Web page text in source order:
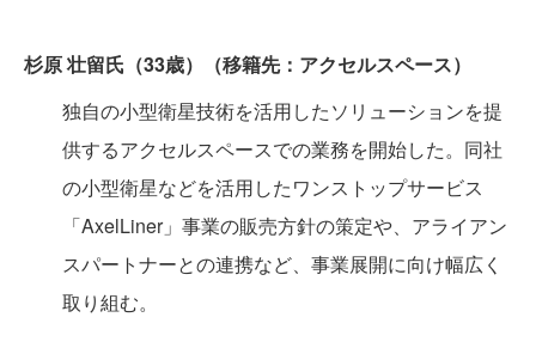
杉原 壮留氏（33歳）（移籍先：アクセルスペース）
独自の小型衛星技術を活用したソリューションを提
供するアクセルスペースでの業務を開始した。同社
の小型衛星などを活用したワンストップサービス
「AxelLiner」事業の販売方針の策定や、アライアン
スパートナーとの連携など、事業展開に向け幅広く
取り組む。